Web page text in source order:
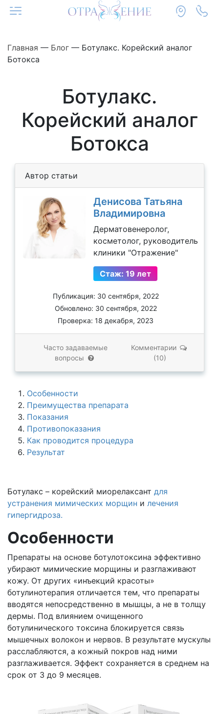
Главная — Блог — Ботулакс. Корейский аналог
Ботокса
Ботулакс.
Корейский аналог
Ботокса
Автор статьи
Денисова Татьяна
Владимировна
Дерматовенеролог,
косметолог, руководитель
клиники "Отражение"
Стаж: 19 лет
Публикация: 30 сентября, 2022
Обновлено: 30 сентября, 2022
Проверка: 18 декабря, 2023
Часто задаваемые
вопросы
Комментарии
(10)
Особенности
Преимущества препарата
Показания
Противопоказания
Как проводится процедура
Результат
Ботулакс – корейский миорелаксант для
устранения мимических морщин и лечения
гипергидроза.
Особенности
Препараты на основе ботулотоксина эффективно
убирают мимические морщины и разглаживают
кожу. От других «инъекций красоты»
ботулинотерапия отличается тем, что препараты
вводятся непосредственно в мышцы, а не в толщу
дермы. Под влиянием очищенного
ботулинического токсина блокируется связь
мышечных волокон и нервов. В результате мускулы
расслабляются, а кожный покров над ними
разглаживается. Эффект сохраняется в среднем на
срок от 3 до 9 месяцев.